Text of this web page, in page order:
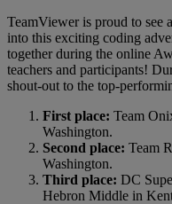
TeamViewer is proud to see
into this exciting coding
together during the online
teachers and participants!
shout-out to the top-
First place: Team
Washington.
Second place: Team
Washington.
Third place: DC
Hebron Middle in